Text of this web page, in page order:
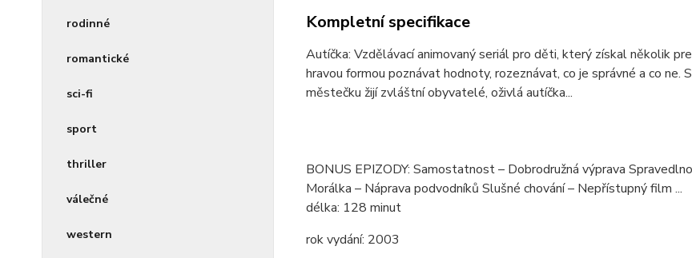
rodinné
romantické
sci-fi
sport
thriller
válečné
western
Kompletní specifikace
Autíčka: Vzdělávací animovaný seriál pro děti, který získal několik
hravou formou poznávat hodnoty, rozeznávat, co je správné a co ne.
městečku žijí zvláštní obyvatelé, oživlá autíčka...
BONUS EPIZODY: Samostatnost – Dobrodružná výprava
Morálka – Náprava podvodníků Slušné chování – Nepřístupný film ...
délka: 128 minut
rok vydání: 2003